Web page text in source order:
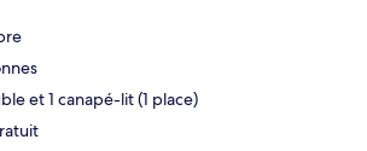
:
et 1 canapé-lit (1 place)